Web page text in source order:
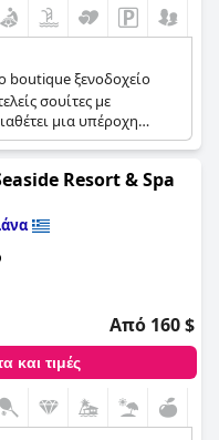
boutique ξενοδοχείο
σουίτες με
μια υπέροχη
και αποκλειστική
Resort & Spa
Από 160 $
και τιμές